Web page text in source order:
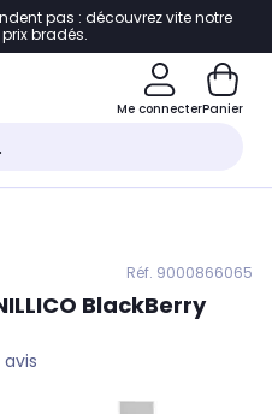
de page
pas : découvrez vite notre
bradés.
Me connecterPanier
Réf. 9000866065
BlackBerry